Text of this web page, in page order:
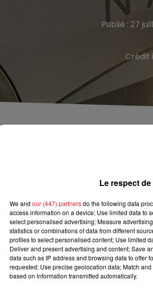
12h00
RDL
Publié : 27
Crédit
grâce à ses papiers d'identité
corps sans vie d’un homme a été
intriguée par une odeur de
là qu'a été faite la macabre
état de décomposition avancée a
ses papiers d’identité, retrouvés
de police, ou n'avait signalé sa
pour déterminer les causes de la
Le respect
We and our (447) partnersdo the following data
access information on a device; Use limited data to
select personalised advertising; Measure
statistics or combinations of data from different
profiles to select personalised content; Use limited
Deliver and present advertising and content; Save
data such as IP address and browsing data to offer
requested; Use precise geolocation data; Match
based on information transmitted automatically.